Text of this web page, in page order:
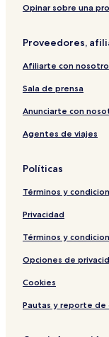
Opinar sobre una
Proveedores,
Afiliarte con
Sala de prensa
Anunciarte con
Agentes de viajes
Políticas
Términos y
Privacidad
Términos y
Opciones de
Cookies
Pautas y reporte de